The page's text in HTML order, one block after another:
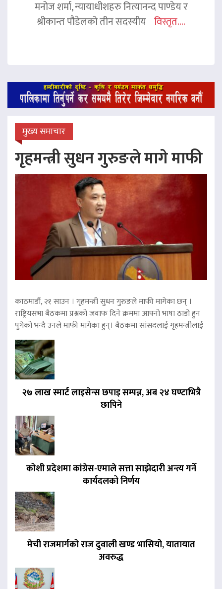
मनोज शर्मा, न्यायाधीशहरु नित्यानन्द पाण्डेय र
श्रीकान्त पौडेलको तीन सदस्यीय विस्तृत....
मुख्य समाचार
गृहमन्त्री सुधन गुरुङले मागे माफी
काठमाडौं, २१ साउन । गृहमन्त्री सुधन गुरुङले माफी मागेका छन् ।
राष्ट्रियसभा बैठकमा प्रश्नको जवाफ दिने क्रममा आफ्नो भाषा ठाडो हुन
पुगेको भन्दै उनले माफी मागेका हुन्। बैठकमा सांसदलाई गृहमन्त्रीलाई
२७ लाख स्मार्ट लाइसेन्स छपाइ सम्पन्न, अब २४ घण्टाभित्रै
छापिने
कोशी प्रदेशमा कांग्रेस-एमाले सत्ता साझेदारी अन्त्य गर्ने
कार्यदलको निर्णय
मेची राजमार्गको राज दुवाली खण्ड भासियो, यातायात
अवरुद्ध